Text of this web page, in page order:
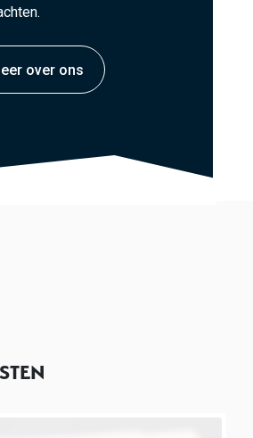
over ons